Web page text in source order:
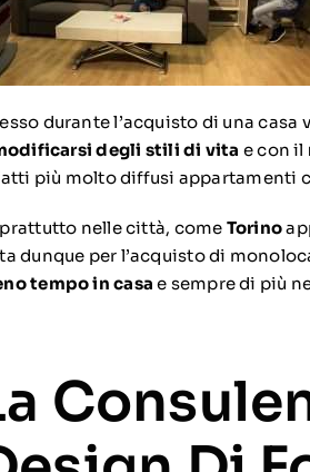
durante l’acquisto di una casa
degli stili di vita e con il
più molto diffusi appartamenti
nelle città, come Torino
dunque per l’acquisto di
tempo in casa e sempre di più